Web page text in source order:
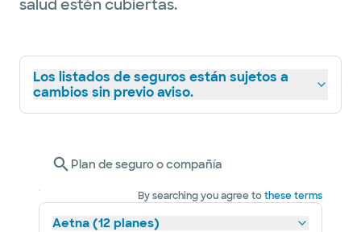
salud estén cubiertas.
Los listados de seguros están sujetos a
cambios sin previo aviso.
Plan de seguro o compañía
By searching you agree tothese terms
Aetna (12 planes)